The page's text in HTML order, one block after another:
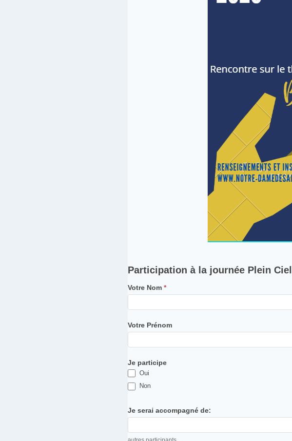
r
c
a
t
o
à
Participation à la journée Plein Ciel
Votre Nom *
Votre Prénom
Je participe
Oui
Non
Je serai accompagné de: